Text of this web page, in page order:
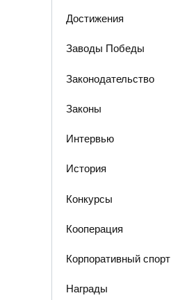
Достижения
Заводы Победы
Законодательство
Законы
Интервью
История
Конкурсы
Кооперация
Корпоративный спорт
Награды